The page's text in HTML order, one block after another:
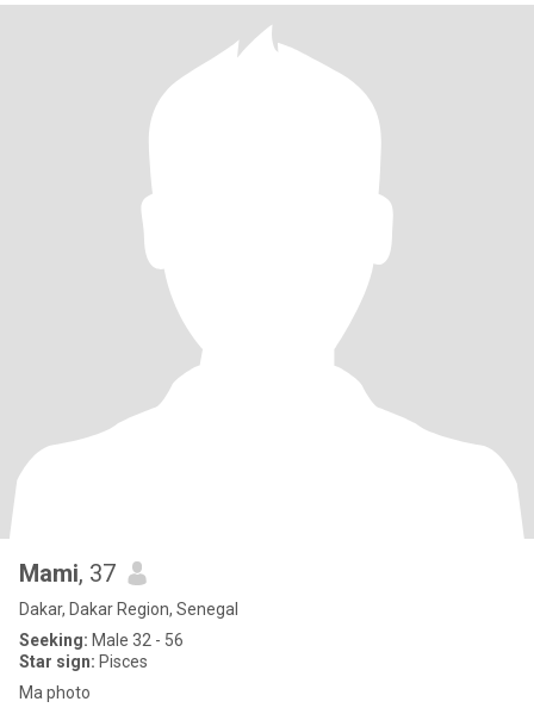
Mami, 37
Dakar, Dakar Region, Senegal
Seeking: Male 32 - 56
Star sign: Pisces
Ma photo